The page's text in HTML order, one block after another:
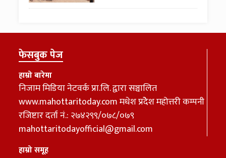
फेसबुक पेज
हाम्रो बारेमा
निजाम मिडिया नेटवर्क प्रा.लि. द्वारा सञ्चालित
www.mahottaritoday.com मधेश प्रदेेेश महोत्तरी कम्पनी
रजिष्टार दर्ता नं.: २७४२९९/०७८/०७९
mahottaritodayofficial@gmail.com
हाम्रो समूह